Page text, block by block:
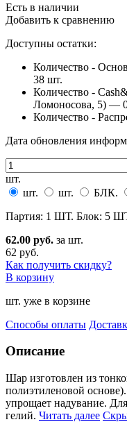
Есть в наличии
Добавить к сравнению
Доступны остатки:
Количество -
38 шт.
Количество -
Ломоносова, 5) —
Количество -
Дата обновления
шт.
шт.
шт. БЛК.
Партия: 1 ШТ. Блок: 5
62.00 руб. за шт.
62 руб.
Как получить скидку?
В корзину
шт. уже в корзине
Способы оплаты
Описание
Шар изготовлен из
полиэтиленовой
упрощает надувание.
гелий. Читать далее